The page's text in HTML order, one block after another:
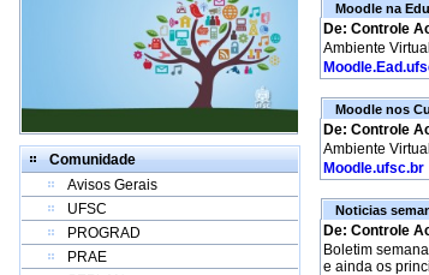
Comunidade
Avisos Gerais
UFSC
PROGRAD
PRAE
Moodle na
De: Controle
Ambiente
Moodle nos
De: Controle
Ambiente
Moodle.ufsc.br
Noticias
De: Controle
Boletim
e ainda os